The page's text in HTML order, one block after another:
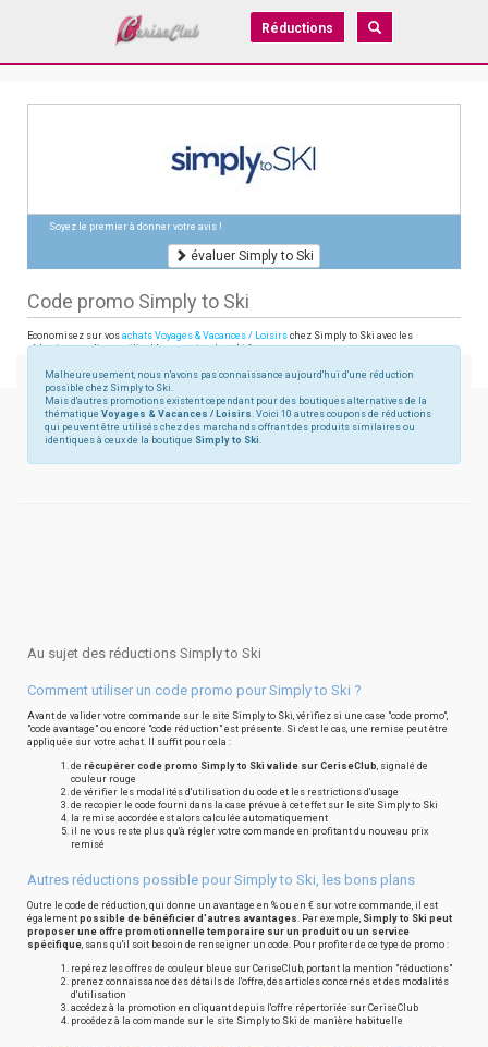
Réductions
Soyez le premier à donner votre avis !
évaluer Simply to Ski
Code promo Simply to Ski
Economisez sur vos achats Voyages & Vacances / Loisirs chez Simply to Ski avec les
réductions en ligne utilisables sur simplytoski.fr
Malheureusement, nous n'avons pas connaissance aujourd'hui d'une réduction
possible chez Simply to Ski.
Mais d'autres promotions existent cependant pour des boutiques alternatives de la
thématique Voyages & Vacances / Loisirs. Voici 10 autres coupons de réductions
qui peuvent être utilisés chez des marchands offrant des produits similaires ou
identiques à ceux de la boutique Simply to Ski.
Au sujet des réductions Simply to Ski
Comment utiliser un code promo pour Simply to Ski ?
Avant de valider votre commande sur le site Simply to Ski, vérifiez si une case "code promo",
"code avantage" ou encore "code réduction" est présente. Si c'est le cas, une remise peut être
appliquée sur votre achat. Il suffit pour cela :
de récupérer code promo Simply to Ski valide sur CeriseClub, signalé de
couleur rouge
de vérifier les modalités d'utilisation du code et les restrictions d'usage
de recopier le code fourni dans la case prévue à cet effet sur le site Simply to Ski
la remise accordée est alors calculée automatiquement
il ne vous reste plus qu'à régler votre commande en profitant du nouveau prix
remisé
Autres réductions possible pour Simply to Ski, les bons plans
Outre le code de réduction, qui donne un avantage en % ou en € sur votre commande, il est
également possible de bénéficier d'autres avantages. Par exemple, Simply to Ski peut
proposer une offre promotionnelle temporaire sur un produit ou un service
spécifique, sans qu'il soit besoin de renseigner un code. Pour profiter de ce type de promo :
repérez les offres de couleur bleue sur CeriseClub, portant la mention "réductions"
prenez connaissance des détails de l'offre, des articles concernés et des modalités
d'utilisation
accédez à la promotion en cliquant depuis l'offre répertoriée sur CeriseClub
procédez à la commande sur le site Simply to Ski de manière habituelle